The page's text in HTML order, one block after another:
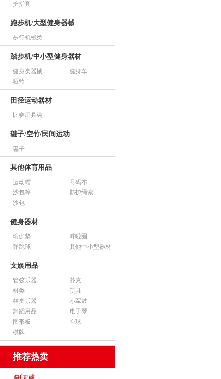
护指套
跑步机/大型健身器械
步行机械类
踏步机/中小型健身器材
健身类器械
健身车
哑铃
田径运动器材
比赛用具类
毽子/空竹/民间运动
毽子
其他体育用品
运动帽
号码布
沙包等
防护绳索
沙包
健身器材
瑜伽垫
呼啦圈
弹跳球
其他中小型器材
文娱用品
管弦乐器
扑克
棋类
玩具
鼓类乐器
小军鼓
舞蹈用品
电子琴
图形板
台球
棋牌
推荐热卖